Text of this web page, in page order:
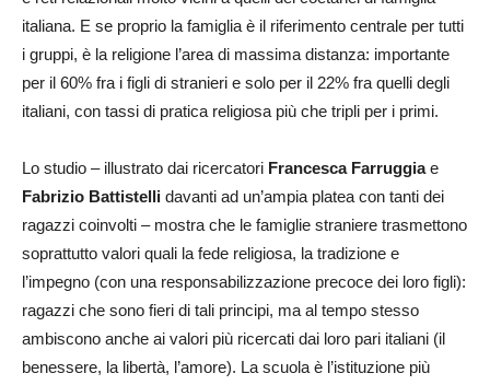
italiana. E se proprio la famiglia è il riferimento centrale per tutti
i gruppi, è la religione l’area di massima distanza: importante
per il 60% fra i figli di stranieri e solo per il 22% fra quelli degli
italiani, con tassi di pratica religiosa più che tripli per i primi.
Lo studio – illustrato dai ricercatori Francesca Farruggiae
Fabrizio Battistelli davanti ad un’ampia platea con tanti dei
ragazzi coinvolti – mostra che le famiglie straniere trasmettono
soprattutto valori quali la fede religiosa, la tradizione e
l’impegno (con una responsabilizzazione precoce dei loro figli):
ragazzi che sono fieri di tali principi, ma al tempo stesso
ambiscono anche ai valori più ricercati dai loro pari italiani (il
benessere, la libertà, l’amore). La scuola è l’istituzione più